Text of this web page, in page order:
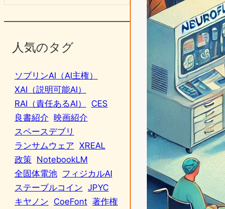
人気のタグ
ソブリンAI（AI主権）
XAI（説明可能AI）
RAI（責任あるAI）
CES
良書紹介 映画紹介
スペースデブリ
ランサムウェア XREAL
政策 NotebookLM
全固体電池 フィジカルAI
ステーブルコイン JPYC
キヤノン CoeFont 著作権